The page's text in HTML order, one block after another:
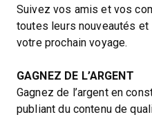
Suivez vos amis et vos
toutes leurs nouveautés
votre prochain voyage.
GAGNEZ DE L’ARGENT
Gagnez de l’argent en
publiant du contenu de